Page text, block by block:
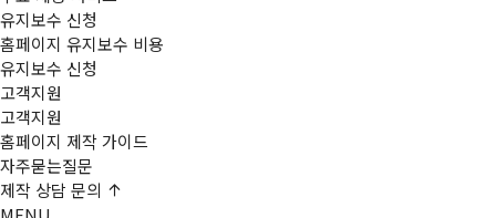
유지보수 신청
홈페이지 유지보수 비용
유지보수 신청
고객지원
고객지원
홈페이지 제작 가이드
자주묻는질문
제작 상담 문의